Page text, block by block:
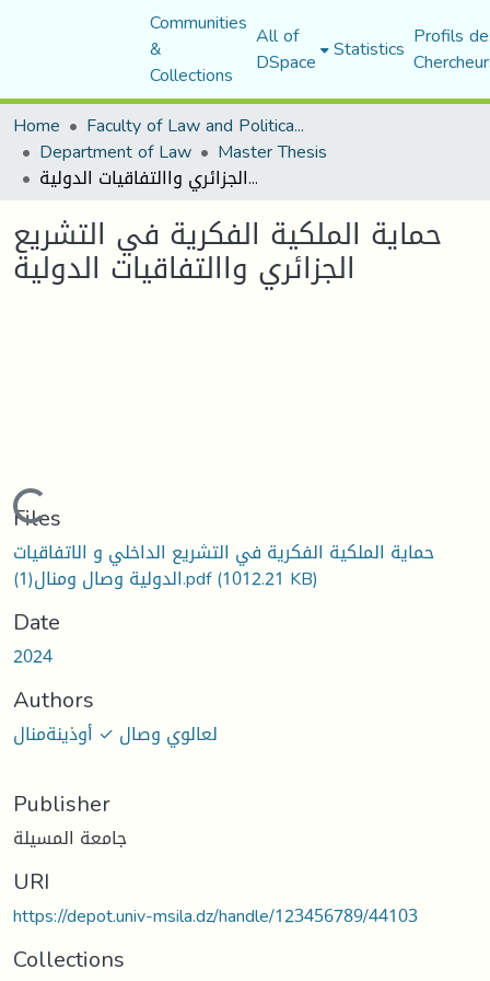
Communities
&
Collections
All of
DSpace Statistics Profils
Home
Faculty of Law and Political Science
Department of Law Master Thesis
حماية الملكية الفكرية في التشريع الجزائري واالتفاقيات الدولية
حماية الملكية الفكرية في التشريع
الجزائري واالتفاقيات الدولية
Loading...
Files
حماية الملكية الفكرية في التشريع الداخلي و الاتفاقيات
الدولية وصال ومنال(1).pdf(1012.21 KB)
Date
2024
Authors
لعالوي وصال ✓ أوذينةمنال
Publisher
جامعة المسيلة
URI
https://depot.univ-msila.dz/handle/123456789/44103
Collections